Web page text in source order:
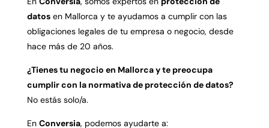
datosen Mallorca y te ayudamos a cumplir con las
obligaciones legales de tu empresa o negocio, desde
hace más de 20 años.
¿Tienes tu negocio en Mallorca y te preocupa
cumplir con la normativa de protección de datos?
No estás solo/a.
En Conversia, podemos ayudarte a: